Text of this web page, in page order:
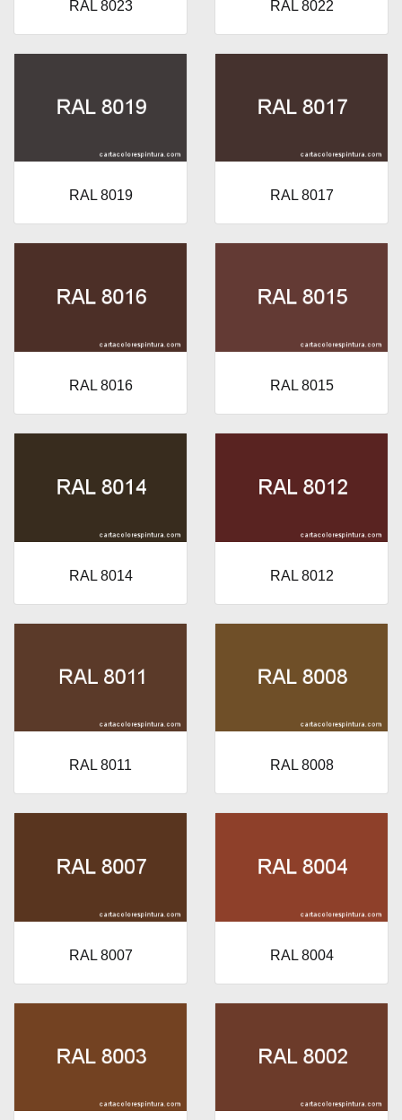
RAL 8023 RAL 8022
RAL 8019 RAL 8017
RAL 8016 RAL 8015
RAL 8014 RAL 8012
RAL 8011 RAL 8008
RAL 8007 RAL 8004